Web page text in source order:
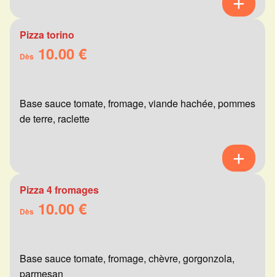
Pizza torino
Dès 10.00 €
Base sauce tomate, fromage, viande hachée, pommes
de terre, raclette
Pizza 4 fromages
Dès 10.00 €
Base sauce tomate, fromage, chèvre, gorgonzola,
parmesan